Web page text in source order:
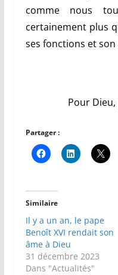
comme nous
certainement plus
ses fonctions et son
Pour
Partager :
Similaire
Il y a un an, le pape
Benoît XVI rendait son
âme à Dieu
31 décembre 2023
Dans "Actualités"